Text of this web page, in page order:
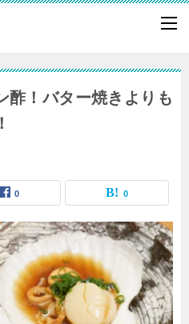
料理を楽しく作り、家族や親族に友
酢！バター焼きよりも
0 0